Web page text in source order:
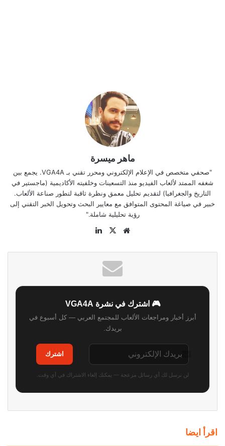
ماهر ميسرة
"صحفي متخصص في الإعلام الإلكتروني ومحرر تقني بـ VGA4A. يجمع بين
شغفه الممتد لألعاب الفيديو منذ التسعينات وخلفيته الأكاديمية (ماجستير في
التاريخ والجغرافيا) لتقديم تحليل معمق ونظرة ثاقبة لتطور صناعة الألعاب.
خبير في صياغة المحتوى المتوافق مع معايير البحث وتحويل الخبر التقني إلى
رؤية تحليلية شاملة."
موقع
‫X
🎮 اشترك في نشرة VGA4A
أبرز أخبار ومراجعات الألعاب للمجتمع العربي — كل أسبوع في
بريدك.
اشترك
لن نرسل لك أي رسائل مزعجة — يمكنك إلغاء الاشتراك في أي وقت.
اقرأ ايضا